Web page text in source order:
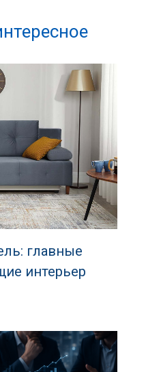
главные
интерьер